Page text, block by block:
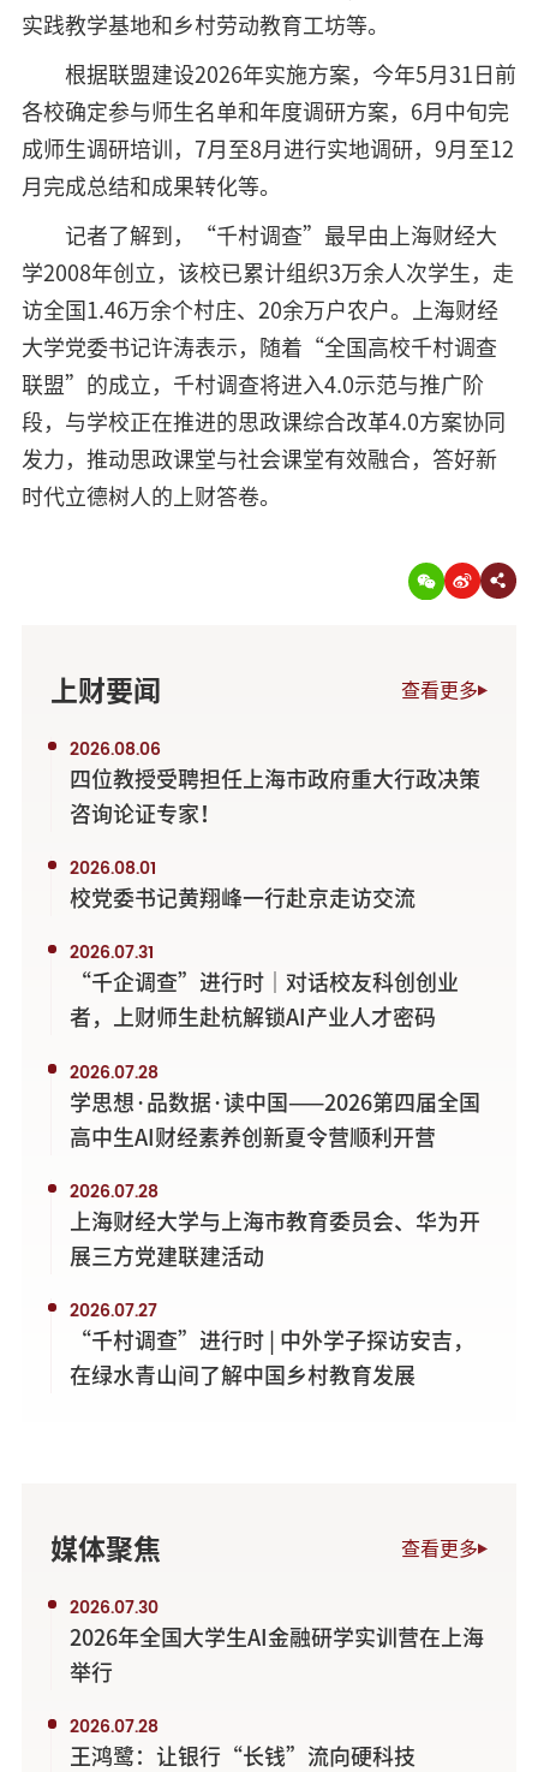
实践教学基地和乡村劳动教育工坊等。
根据联盟建设2026年实施方案，今年5月31日前
各校确定参与师生名单和年度调研方案，6月中旬完
成师生调研培训，7月至8月进行实地调研，9月至12
月完成总结和成果转化等。
记者了解到，“千村调查”最早由上海财经大
学2008年创立，该校已累计组织3万余人次学生，走
访全国1.46万余个村庄、20余万户农户。上海财经
大学党委书记许涛表示，随着“全国高校千村调查
联盟”的成立，千村调查将进入4.0示范与推广阶
段，与学校正在推进的思政课综合改革4.0方案协同
发力，推动思政课堂与社会课堂有效融合，答好新
时代立德树人的上财答卷。
上财要闻 查看更多
2026.08.06
四位教授受聘担任上海市政府重大行政决策
咨询论证专家！
2026.08.01
校党委书记黄翔峰一行赴京走访交流
2026.07.31
“千企调查”进行时｜对话校友科创创业
者，上财师生赴杭解锁AI产业人才密码
2026.07.28
学思想·品数据·读中国——2026第四届全国
高中生AI财经素养创新夏令营顺利开营
2026.07.28
上海财经大学与上海市教育委员会、华为开
展三方党建联建活动
2026.07.27
“千村调查”进行时 | 中外学子探访安吉，
在绿水青山间了解中国乡村教育发展
媒体聚焦 查看更多
2026.07.30
2026年全国大学生AI金融研学实训营在上海
举行
2026.07.28
王鸿鹭：让银行“长钱”流向硬科技